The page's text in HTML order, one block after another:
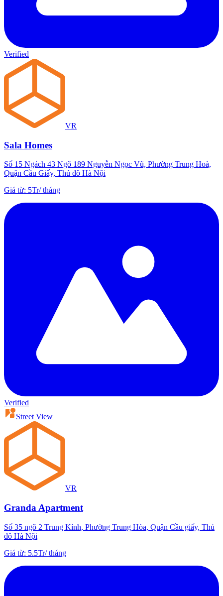
Verified
VR
Sala Homes
Số 15 Ngách 43 Ngõ 189 Nguyễn Ngọc Vũ, Phường Trung Hoà,
Quận Cầu Giấy, Thủ đô Hà Nội
Giá từ: 5Tr/tháng
Verified
Street View
VR
Granda Apartment
Số 35 ngõ 2 Trung Kính, Phường Trung Hòa, Quận Cầu giấy, Thủ
đô Hà Nội
Giá từ: 5.5Tr/tháng